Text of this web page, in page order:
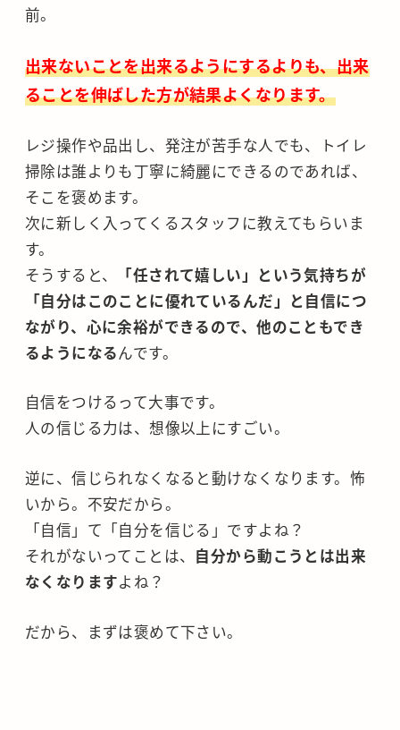
前。
出来ないことを出来るようにするよりも、出来
ることを伸ばした方が結果よくなります。
レジ操作や品出し、発注が苦手な人でも、トイレ
掃除は誰よりも丁寧に綺麗にできるのであれば、
そこを褒めます。
次に新しく入ってくるスタッフに教えてもらいま
す。
そうすると、
「任されて嬉しい」という気持ちが
「自分はこのことに優れているんだ」と自信につ
ながり、心に余裕ができるので、他のこともでき
るようになるんです。
自信をつけるって大事です。
人の信じる力は、想像以上にすごい。
逆に、信じられなくなると動けなくなります。怖
いから。不安だから。
「自信」て「自分を信じる」ですよね？
それがないってことは、 自分から動こうとは出来
なくなりますよね？
だから、まずは褒めて下さい。